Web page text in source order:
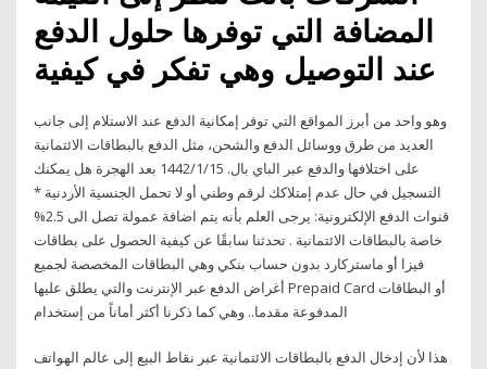
المضافة التي توفرها حلول الدفع
عند التوصيل وهي تفكر في كيفية
وهو واحد من أبرز المواقع التي توفر إمكانية الدفع عند الاستلام إلى جانب
العديد من طرق ووسائل الدفع والشحن، مثل الدفع بالبطاقات الائتمانية
على اختلافها والدفع عبر الباي بال. 15‏‏/1‏‏/1442 بعد الهجرة هل يمكنك
التسجيل في حال عدم إمتلاكك لرقم وطني أو لا تحمل الجنسية الأردنية *
قنوات الدفع الإلكترونية: يرجى العلم بأنه يتم اضافة عمولة تصل الى 2.5%
خاصة بالبطاقات الائتمانية . تحدثنا سابقًا عن كيفية الحصول على بطاقات
فيزا أو ماستركارد بدون حساب بنكي وهي البطاقات المخصصة لجميع
أغراض الدفع عبر الإنترنت والتي يطلق عليها Prepaid Card أو البطاقات
المدفوعة مقدما.. وهي كما ذكرنا أكثر أماناً من إستخدام
هذا لأن إدخال الدفع بالبطاقات الائتمانية عبر نقاط البيع إلى عالم الهواتف